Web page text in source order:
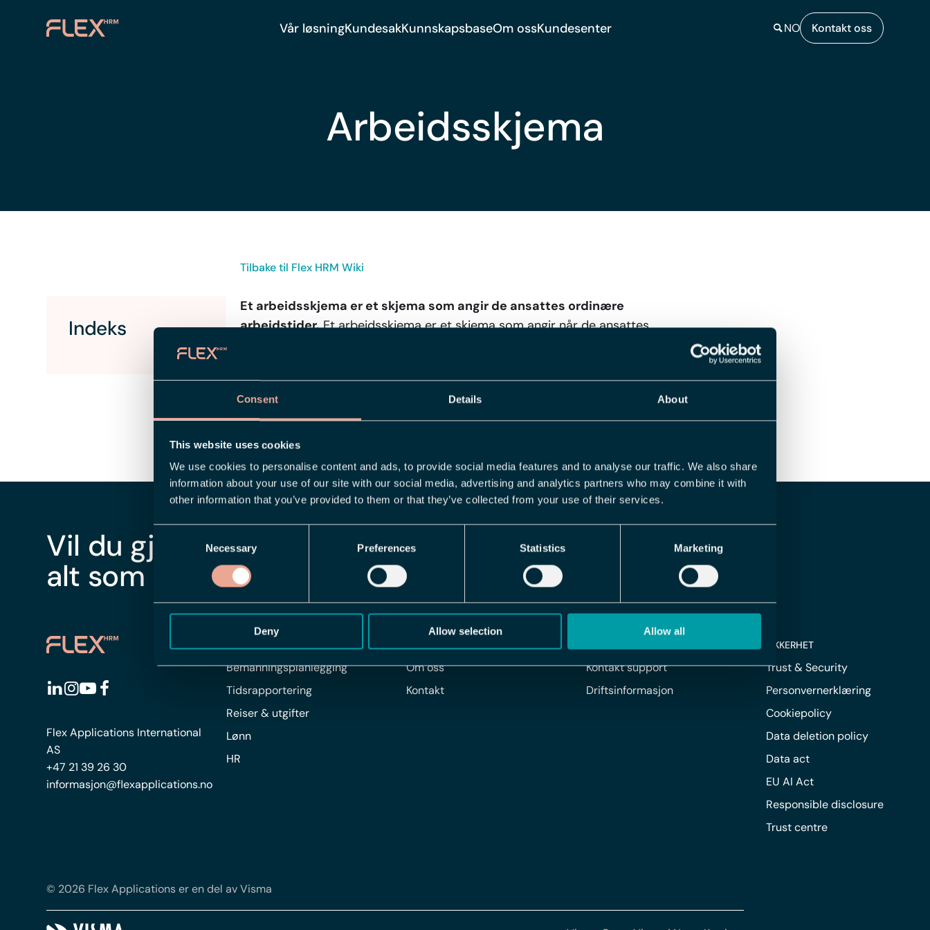
Consent Details About
This website uses cookies
We use cookies to personalise content and ads, to provide social media features and to analyse our traffic. We also share
information about your use of our site with our social media, advertising and analytics partners who may combine it with
other information that you’ve provided to them or that they’ve collected from your use of their services.
Necessary Preferences Statistics Marketing
Deny Allow selection Allow all
Vår løsningKundesakKunnskapsbaseOm ossKundesenter NO Kontakt oss
Arbeidsskjema
Tilbake til Flex HRM Wiki
Indeks
Et arbeidsskjema er et skjema som angir de ansattes ordinære
arbeidstider.Et arbeidsskjema er et skjema som angir når de ansattes
og andre tillegg/trekk på den ansattes lønn. I ettimeregistreringssystemkan
du håndtere de ansattes arbeidsskjema og slippe manuelle beregninger av for
eksempel overtid, UB og fleksitid.
Vil du gjøre det enkelt å håndtere
alt som omhandler lønn og HR?
Kontakt oss Book demo
Flex Applications International
AS
+47 21 39 26 30
informasjon@flexapplications.no
FLEX HRM
Bemanningsplanlegging
Tidsrapportering
Reiser & utgifter
Lønn
HR
FLEX APPLICATIONS
Om oss
Kontakt
Kontakt support
Driftsinformasjon
SIKKERHET
Trust & Security
Personvernerklæring
Cookiepolicy
Data deletion policy
Data act
EU AI Act
Responsible disclosure
Trust centre
© 2026 Flex Applications er en del av Visma